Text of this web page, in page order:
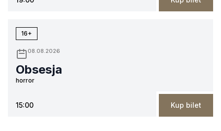
16+
08.08.2026
Obsesja
horror
15:00 Kup bilet